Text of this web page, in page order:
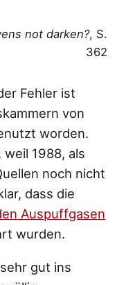
not darken?, S.
362
Fehler ist
von
worden.
1988, als
noch nicht
dass die
Auspuffgasen
wurden.
gut ins